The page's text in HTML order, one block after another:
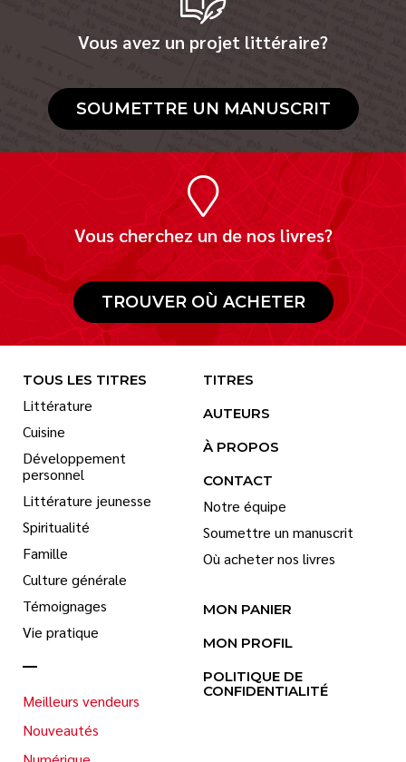
Vous avez un projet littéraire?
SOUMETTRE UN MANUSCRIT
Vous cherchez un de nos livres?
TROUVER OÙ ACHETER
TOUS LES TITRES
Littérature
Cuisine
Développement
personnel
Littérature jeunesse
Spiritualité
Famille
Culture générale
Témoignages
Vie pratique
Meilleurs vendeurs
Nouveautés
TITRES
AUTEURS
À PROPOS
CONTACT
Notre équipe
Soumettre un manuscrit
Où acheter nos livres
MON PANIER
MON PROFIL
POLITIQUE DE
CONFIDENTIALITÉ